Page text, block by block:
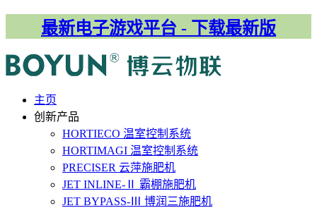
最新电子游戏平台 - 下载最新版
主⻚
创新产品
HORTIECO 温室控制系统
HORTIMAGI 温室控制系统
PRECISER 云萍施肥机
JET INLINE-Ⅱ 霸棚施肥机
JET BYPASS-Ⅲ 博润三施肥机